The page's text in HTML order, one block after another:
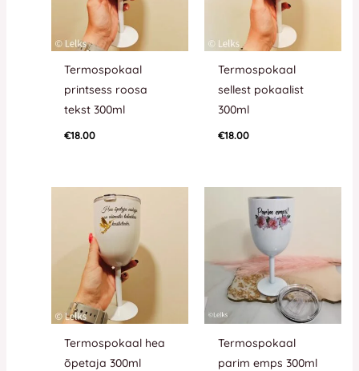
Termospokaal
printsess roosa
tekst 300ml
€18.00
Termospokaal
sellest pokaalist
300ml
€18.00
Termospokaal hea
õpetaja 300ml
Termospokaal
parim emps 300ml